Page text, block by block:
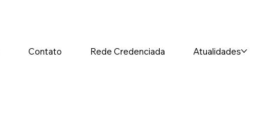
Contato Rede Credenciada Atualidades